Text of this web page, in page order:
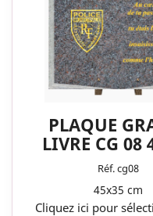
PLAQUE
LIVRE CG 08
Réf. cg08
45x35 cm
Cliquez ici pour